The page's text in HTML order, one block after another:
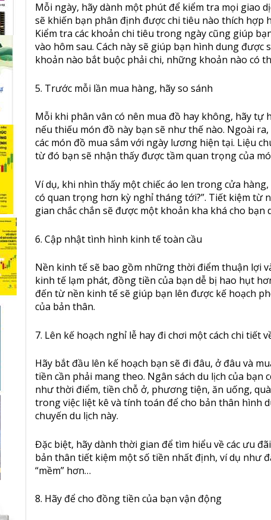
Mỗi ngày, hãy dành một phút để kiểm tra mọi giao
sẽ khiến bạn phân định được chi tiêu nào thích hợp
Kiểm tra các khoản chi tiêu trong ngày cũng giúp
vào hôm sau. Cách này sẽ giúp bạn hình dung
khoản nào bắt buộc phải chi, những khoản nào có
5. Trước mỗi lần mua hàng, hãy so sánh
Mỗi khi phân vân có nên mua đồ hay không, hãy tự
nếu thiếu món đồ này bạn sẽ như thế nào. Ngoài
các món đồ mua sắm với ngày lương hiện tại. Liệu
từ đó bạn sẽ nhận thấy được tầm quan trọng của
Ví dụ, khi nhìn thấy một chiếc áo len trong cửa hàng,
có quan trọng hơn kỳ nghỉ tháng tới?”. Tiết kiệm
gian chắc chắn sẽ được một khoản kha khá cho bạn
6. Cập nhật tình hình kinh tế toàn cầu
Nền kinh tế sẽ bao gồm những thời điểm thuận lợi
kinh tế lạm phát, đồng tiền của bạn dễ bị hao hụt
đến từ nền kinh tế sẽ giúp bạn lên được kế hoạch
của bản thân.
7. Lên kế hoạch nghỉ lễ hay đi chơi một cách chi tiết
Hãy bắt đầu lên kế hoạch bạn sẽ đi đâu, ở đâu và
tiền cần phải mang theo. Ngân sách du lịch của bạn
như thời điểm, tiền chỗ ở, phương tiện, ăn uống,
trong việc liệt kê và tính toán để cho bản thân hình
chuyến du lịch này.
Đặc biệt, hãy dành thời gian để tìm hiểu về các ưu
bản thân tiết kiệm một số tiền nhất định, ví dụ như
“mềm” hơn…
8. Hãy để cho đồng tiền của bạn vận động